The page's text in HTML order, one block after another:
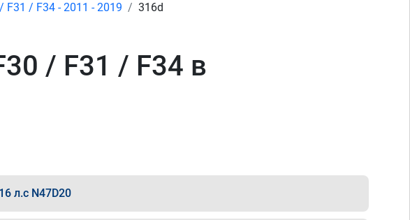
F31 / F34 - 2011 - 2019 316d
/ F31 / F34 в
л.с N47D20